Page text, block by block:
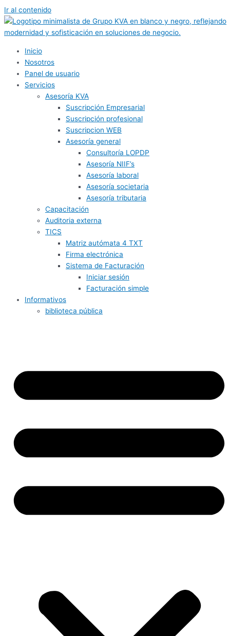
Ir al contenido
Inicio
Nosotros
Panel de usuario
Servicios
Asesoría KVA
Suscripción Empresarial
Suscripción profesional
Suscripcion WEB
Asesoría general
Consultoría LOPDP
Asesoría NIIF’s
Asesoría laboral
Asesoría societaria
Asesoría tributaria
Capacitación
Auditoria externa
TICS
Matriz autómata 4 TXT
Firma electrónica
Sistema de Facturación
Iniciar sesión
Facturación simple
Informativos
biblioteca pública